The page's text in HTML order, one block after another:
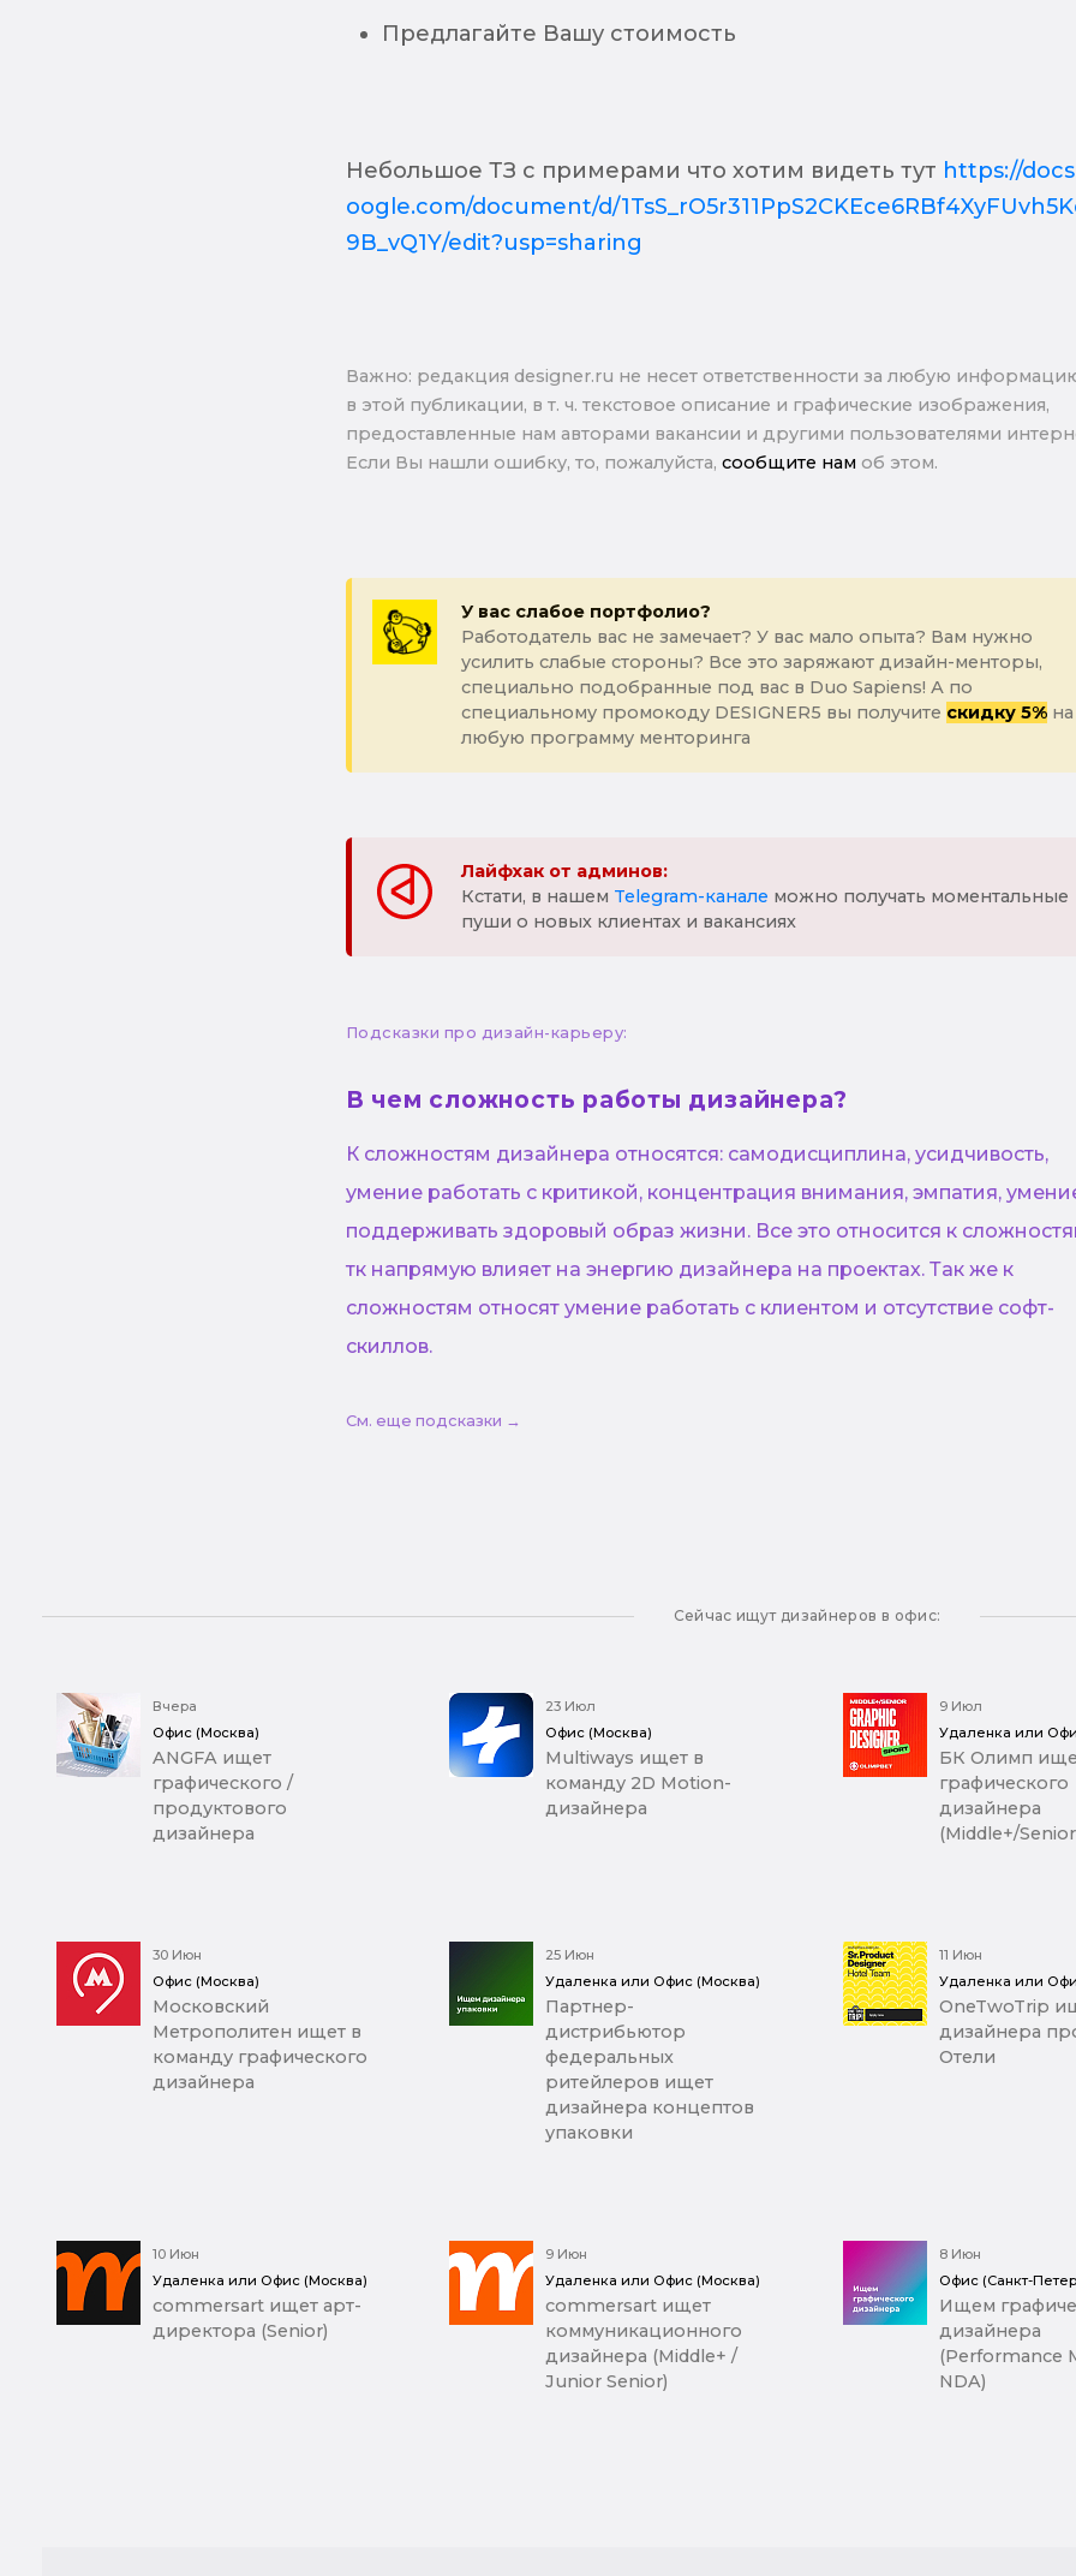
Предлагайте Вашу стоимость
Небольшое ТЗ с примерами что хотим видеть тут https://
oogle.com/document/d/
9B_vQ1Y/edit?usp=sharing
Важно: pедакция designer.ru не несет ответственности за любую
в этой публикации, в т. ч. текстовое описание и графические изображения,
предоставленные нам авторами вакансии и другими пользователями
Если Вы нашли ошибку, то, пожалуйста, сообщите нам об этом.
У вас слабое портфолио?
Работодатель вас не замечает? У вас мало опыта? Вам нужно
усилить слабые стороны? Все это заряжают дизайн-менторы,
специально подобранные под вас в Duo Sapiens! А по
специальному промокоду DESIGNER5 вы получите скидку 5%на
любую программу менторинга
Лайфхак от админов:
Кстати, в нашем Telegram-канале можно получать моментальные
пуши о новых клиентах и вакансиях
Подсказки про дизайн-карьеру:
В чем сложность работы дизайнера?
К сложностям дизайнера относятся: самодисциплина, усидчивость,
умение работать с критикой, концентрация внимания, эмпатия,
поддерживать здоровый образ жизни. Все это относится к
тк напрямую влияет на энергию дизайнера на проектах. Так же к
сложностям относят умение работать с клиентом и отсутствие софт-
скиллов.
См. еще подсказки →
Сейчас ищут дизайнеров в офис:
Вчера
Офис (Москва)
ANGFA ищет
графического /
продуктового
дизайнера
23 Июл
Офис (Москва)
Multiways ищет в
команду 2D Motion-
дизайнера
9 Июл
Удаленка или
БК Олимп
графического
дизайнера
(Middle+/
30 Июн
Офис (Москва)
Московский
Метрополитен ищет в
команду графического
дизайнера
25 Июн
Удаленка или Офис (Москва)
Партнер-
дистрибьютор
федеральных
ритейлеров ищет
дизайнера концептов
упаковки
11 Июн
Удаленка или
OneTwoTrip
дизайнера
Отели
10 Июн
Удаленка или Офис (Москва)
commersart ищет арт-
директора (Senior)
9 Июн
Удаленка или Офис (Москва)
commersart ищет
коммуникационного
дизайнера (Middle+ /
Junior Senior)
8 Июн
Офис (Санкт-
Ищем
дизайнера
(Performance
NDA)